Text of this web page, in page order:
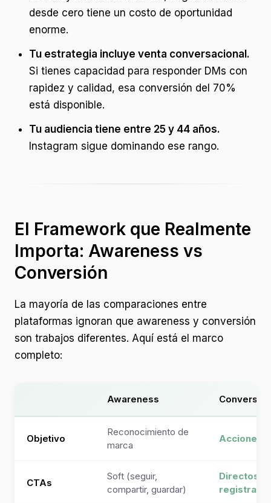
desde cero tiene un costo de oportunidad
enorme.
Tu estrategia incluye venta conversacional.
Si tienes capacidad para responder DMs con
rapidez y calidad, esa conversión del 70%
está disponible.
Tu audiencia tiene entre 25 y 44 años.
Instagram sigue dominando ese rango.
El Framework que Realmente
Importa: Awareness vs
Conversión
La mayoría de las comparaciones entre
plataformas ignoran que awareness y conversión
son trabajos diferentes. Aquí está el marco
completo:
Awareness Conversión
Objetivo
Reconocimiento de
marca
Acciones
CTAs
Soft (seguir,
compartir, guardar)
Directos